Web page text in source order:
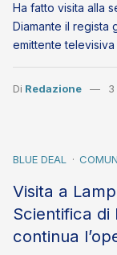
Ha fatto visita alla
Diamante il regista
emittente
Di Redazione
BLUE DEAL
Visita a
Scientifica di
continua